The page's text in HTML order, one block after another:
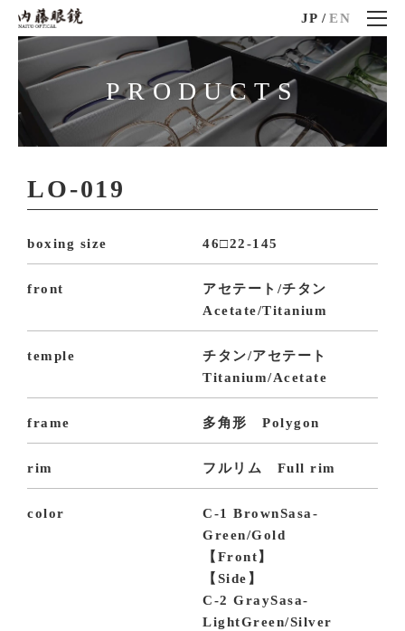
JP /EN
PRODUCTS
LO-019
boxing size 46□22-145
front
アセテート/チタン
Acetate/Titanium
temple
チタン/アセテート
Titanium/Acetate
frame 多角形 Polygon
rim フルリム Full rim
color
C-1 BrownSasa-
Green/Gold
【Front】
【Side】
C-2 GraySasa-
LightGreen/Silver